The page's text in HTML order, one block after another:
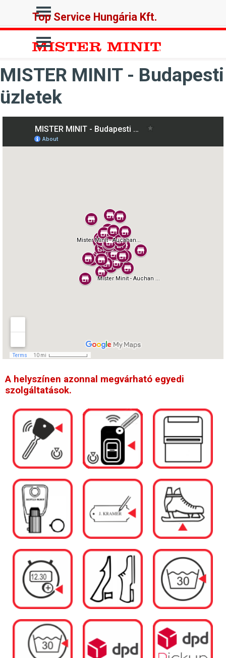
Ugrás a menüre
Top Service Hungária Kft.
Ugrás a menüre
MISTER MINIT - Budapesti
üzletek
A helyszínen azonnal megvárható egyedi
szolgáltatások.